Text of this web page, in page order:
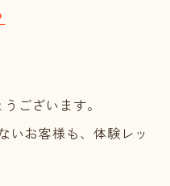
ございます。
いお客様も、体験レッ